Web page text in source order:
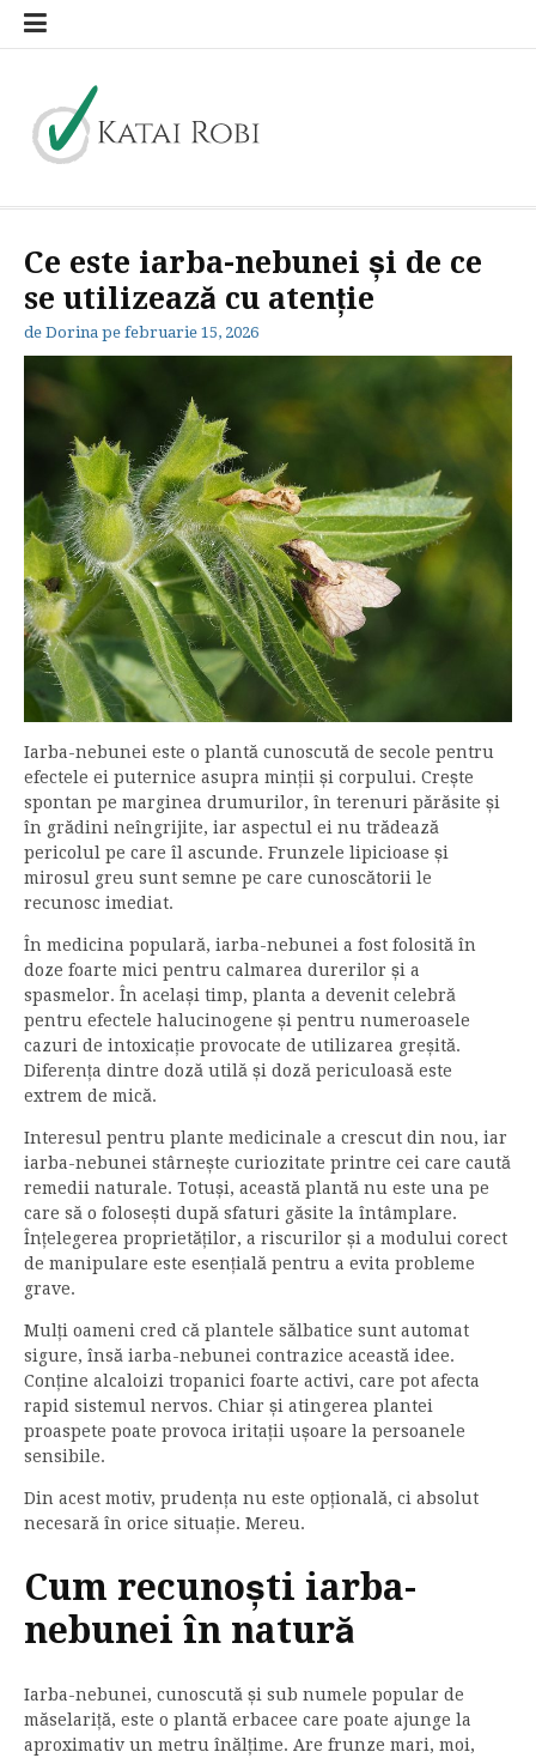
Sari
Ce este iarba-nebunei și de ce
se utilizează cu atenție
de Dorina pe februarie 15, 2026
Iarba-nebunei este o plantă cunoscută de secole pentru
efectele ei puternice asupra minții și corpului. Crește
spontan pe marginea drumurilor, în terenuri părăsite și
în grădini neîngrijite, iar aspectul ei nu trădează
pericolul pe care îl ascunde. Frunzele lipicioase și
mirosul greu sunt semne pe care cunoscătorii le
recunosc imediat.
În medicina populară, iarba-nebunei a fost folosită în
doze foarte mici pentru calmarea durerilor și a
spasmelor. În același timp, planta a devenit celebră
pentru efectele halucinogene și pentru numeroasele
cazuri de intoxicație provocate de utilizarea greșită.
Diferența dintre doză utilă și doză periculoasă este
extrem de mică.
Interesul pentru plante medicinale a crescut din nou, iar
iarba-nebunei stârnește curiozitate printre cei care caută
remedii naturale. Totuși, această plantă nu este una pe
care să o folosești după sfaturi găsite la întâmplare.
Înțelegerea proprietăților, a riscurilor și a modului corect
de manipulare este esențială pentru a evita probleme
grave.
Mulți oameni cred că plantele sălbatice sunt automat
sigure, însă iarba-nebunei contrazice această idee.
Conține alcaloizi tropanici foarte activi, care pot afecta
rapid sistemul nervos. Chiar și atingerea plantei
proaspete poate provoca iritații ușoare la persoanele
sensibile.
Din acest motiv, prudența nu este opțională, ci absolut
necesară în orice situație. Mereu.
Cum recunoști iarba-
nebunei în natură
Iarba-nebunei, cunoscută și sub numele popular de
măselariță, este o plantă erbacee care poate ajunge la
aproximativ un metru înălțime. Are frunze mari, moi,